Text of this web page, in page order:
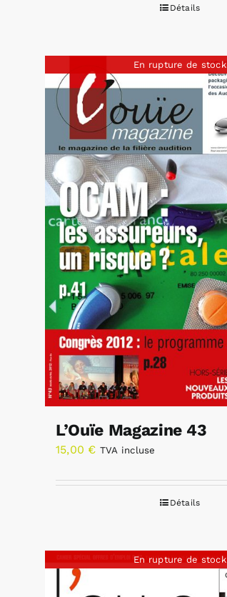
Détails
En rupture de stock
L’Ouïe Magazine 43
15,00 € TVA incluse
Détails
En rupture de stock